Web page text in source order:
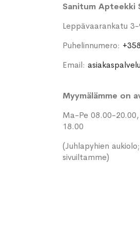
Sanitum Apteekki
Leppävaarankatu
Puhelinnumero:
Email:
Myymälämme on
Ma-Pe 08.00-
18.00
(Juhlapyhien
sivuiltamme)